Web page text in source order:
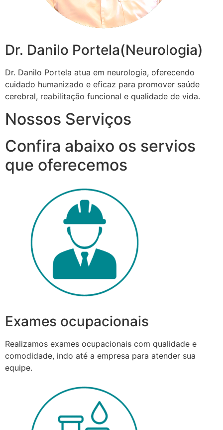
Dr. Danilo Portela(Neurologia)
Dr. Danilo Portela atua em neurologia, oferecendo
cuidado humanizado e eficaz para promover saúde
cerebral, reabilitação funcional e qualidade de vida.
Nossos Serviços
Confira abaixo os servios
que oferecemos
Exames ocupacionais
Realizamos exames ocupacionais com qualidade e
comodidade, indo até a empresa para atender sua
equipe.